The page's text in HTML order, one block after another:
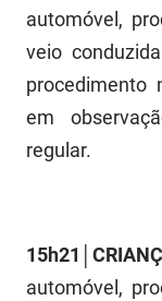
LIFESA
Ouvidoria Geral do Estado
PB Saúde
automóvel,
veio
procedimento
em
regular.
automóvel,